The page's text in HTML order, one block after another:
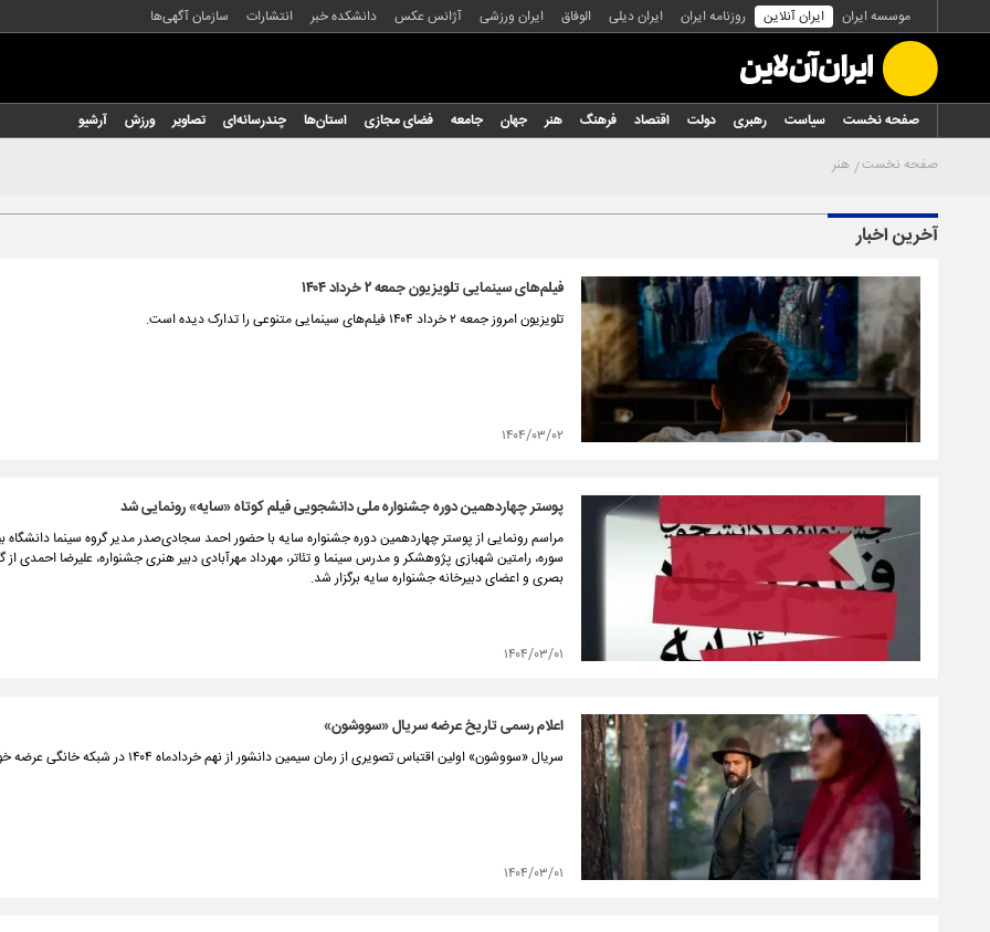
موسسه ایران ایران آنلاین روزنامه ایران ایران دیلی الوفاق ایران ورزشی آژانس عکس دانشکده خبر انتشارات سازمان آگهی‌ها
صفحه نخست سیاست رهبری دولت اقتصاد فرهنگ هنر جهان جامعه فضای مجازی استان‌ها چندرسانه‌ای تصاویر ورزش آرشیو
صفحه نخست هنر
آخرین اخبار
فیلم‌های سینمایی تلویزیون جمعه ۲ خرداد ۱۴۰۴
تلویزیون امروز جمعه ۲ خرداد ۱۴۰۴ فیلم‌های سینمایی متنوعی را تدارک دیده است.
۱۴۰۴/۰۳/۰۲
پوستر چهاردهمین دوره جشنواره ملی دانشجویی فیلم کوتاه «سایه» رونمایی شد
مراسم رونمایی از پوستر چهاردهمین دوره جشنواره سایه با حضور احمد سجادی‌صدر مدیر گروه سینما دانشگاه
سوره، رامتین شهبازی پژوهشکر و مدرس سینما و تئاتر، مهرداد مهرآبادی دبیر هنری جشنواره، علیرضا احمدی
بصری و اعضای دبیرخانه جشنواره سایه برگزار شد.
۱۴۰۴/۰۳/۰۱
اعلام رسمی تاریخ عرضه سریال «سووشون»
سریال «سووشون» اولین اقتباس تصویری از رمان سیمین دانشور از نهم خردادماه ۱۴۰۴ در شبکه خانگی عرضه خواهد شد.
۱۴۰۴/۰۳/۰۱